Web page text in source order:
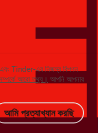
এবং Tinder-এর নিজস্ব বিপণন
আরো তথ্য। আপনি আপনার
আমি প্রত্যাখ্যান করছি